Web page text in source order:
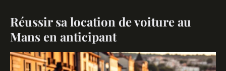
Réussir sa location de voiture au
Mans en anticipant